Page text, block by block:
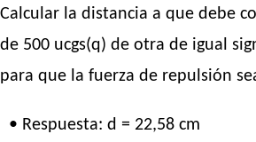
Calcular la distancia a que debe
de 500 ucgs(q) de otra de igual
para que la fuerza de repulsión
• Respuesta: d = 22,58 cm